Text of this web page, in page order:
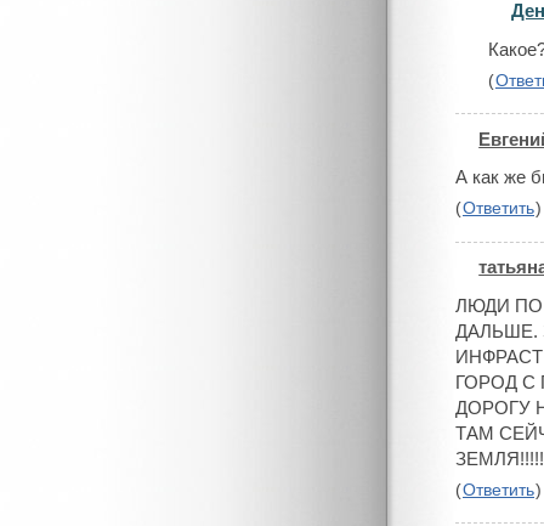
#
(
#
А как же
(Ответить)
#
ЛЮДИ
ДАЛЬШЕ.
ГОРОД С
ДОРОГУ
ТАМ
(Ответить)